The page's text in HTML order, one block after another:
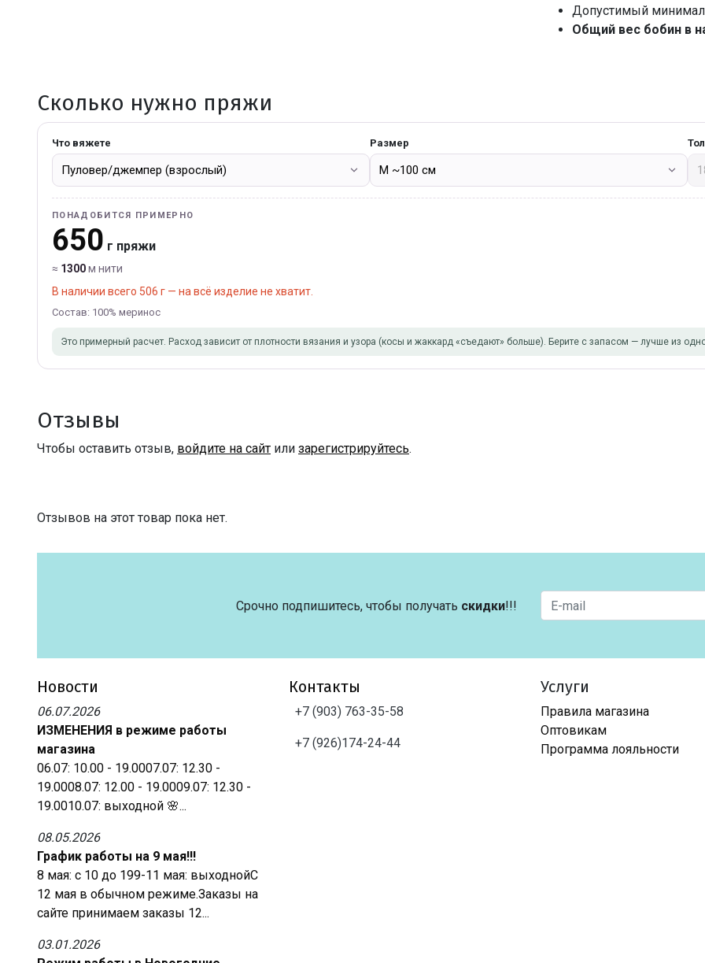
Допустимый
Общий вес бобин в
Сколько нужно пряжи
Что вяжете Размер
ПОНАДОБИТСЯ ПРИМЕРНО
650 г пряжи
≈ 1300м нити
В наличии всего 506 г — на всё изделие не хватит.
Состав: 100% меринос
Это примерный расчет. Расход зависит от плотности вязания и узора (косы и жаккард «съедают» больше). Берите с запасом — лучше из
Отзывы
Чтобы оставить отзыв, войдите на сайт или зарегистрируйтесь.
Отзывов на этот товар пока нет.
Срочно подпишитесь, чтобы получать скидки!!!
Новости
06.07.2026
ИЗМЕНЕНИЯ в режиме работы
магазина
06.07: 10.00 - 19.0007.07: 12.30 -
19.0008.07: 12.00 - 19.0009.07: 12.30 -
19.0010.07: выходной 🌸...
08.05.2026
График работы на 9 мая!!!
8 мая: с 10 до 199-11 мая: выходнойС
12 мая в обычном режиме.Заказы на
сайте принимаем заказы 12...
03.01.2026
Контакты
+7 (903) 763-35-58
+7 (926)174-24-44
Услуги
Правила магазина
Оптовикам
Программа лояльности